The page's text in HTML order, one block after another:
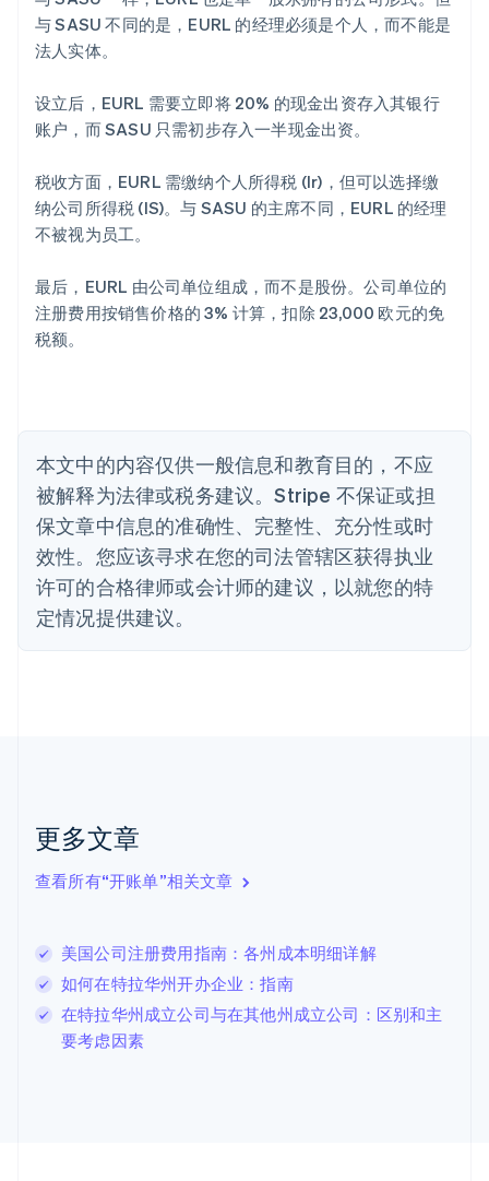
与 SASU 不同的是，EURL 的经理必须是个人，而不能是
法人实体。
设立后，EURL 需要立即将 20% 的现金出资存入其银行
账户，而 SASU 只需初步存入一半现金出资。
税收方面，EURL 需缴纳个人所得税 (Ir)，但可以选择缴
纳公司所得税 (IS)。与 SASU 的主席不同，EURL 的经理
不被视为员工。
最后，EURL 由公司单位组成，而不是股份。公司单位的
注册费用按销售价格的 3% 计算，扣除 23,000 欧元的免
税额。
本文中的内容仅供一般信息和教育目的，不应
被解释为法律或税务建议。Stripe 不保证或担
保文章中信息的准确性、完整性、充分性或时
效性。您应该寻求在您的司法管辖区获得执业
许可的合格律师或会计师的建议，以就您的特
定情况提供建议。
更多文章
查看所有“开账单”相关文章
美国公司注册费用指南：各州成本明细详解
如何在特拉华州开办企业：指南
在特拉华州成立公司与在其他州成立公司：区别和主
要考虑因素
阿联酋
English
English
爱沙尼亚
English
澳大利亚
English
巴西
比利时
波兰
English
丹麦
English
德国
Deutsch English
法国
FrançaisEnglish
芬兰
克罗地亚
EnglishItaliano
拉脱维亚
English
列支敦士登
DeutschEnglish
卢森堡
FrançaisDeutschEnglish
罗马尼亚